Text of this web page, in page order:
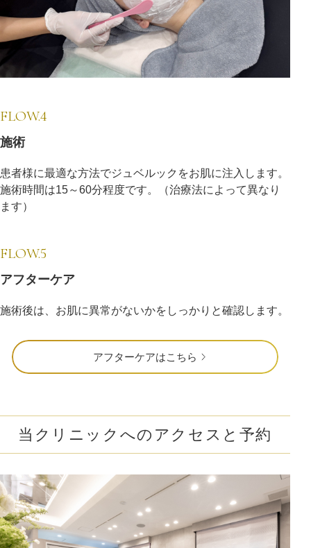
FLOW.4
施術
患者様に最適な方法でジュベルックをお肌に注入します。
施術時間は15～60分程度です。（治療法によって異なり
ます）
FLOW.5
アフターケア
施術後は、お肌に異常がないかをしっかりと確認します。
アフターケアはこちら
当クリニックへのアクセスと予約